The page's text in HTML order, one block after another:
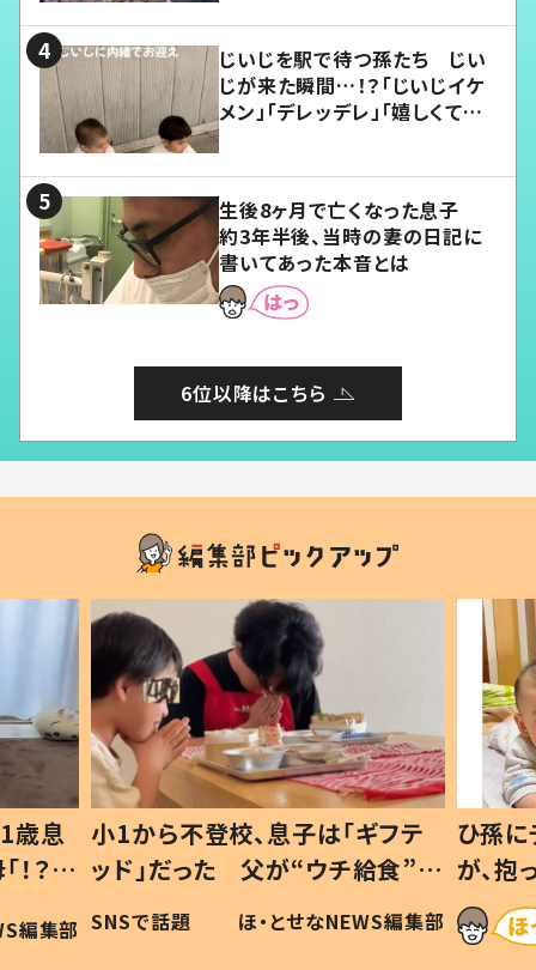
じいじを駅で待つ孫たち じい
じが来た瞬間…！？「じいじイケ
メン」「デレッデレ」「嬉しくて可
生後8ヶ月で亡くなった息子
約3年半後、当時の妻の日記に
書いてあった本音とは
6位以降はこちら
歳息
？」
編集部
小1から不登校、息子は「ギフテ
ッド」だった 父が“ウチ給食”を
作り続ける理由とは #令和の親
#令和の子
SNSで話題 ほ・とせなNEWS編集部
ひ孫
が、
「涙が
い」